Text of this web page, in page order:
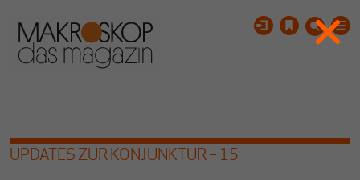
UPDATES ZUR KONJUNKTUR – 15